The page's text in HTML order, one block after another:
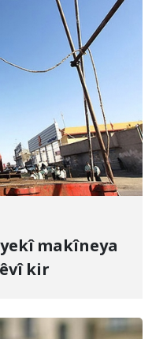
makîneya
kir